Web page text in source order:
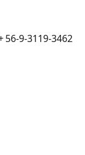
56-9-3119-3462